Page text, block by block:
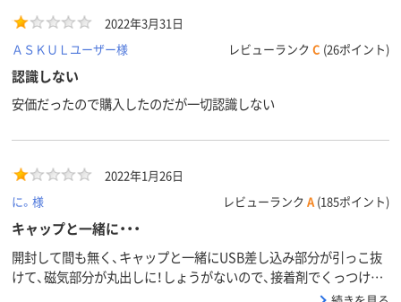
2022年3月31日
ＡＳＫＵＬユーザー様
レビューランク C (26ポイント)
認識しない
安価だったので購入したのだが一切認識しない
2022年1月26日
に。様
レビューランク A (185ポイント)
キャップと一緒に・・・
開封して間も無く、キャップと一緒にUSB差し込み部分が引っこ抜
けて、磁気部分が丸出しに！しょうがないので、接着剤でくっつけて
みたところ、翌日、今度は底側のプラスチック部分がポロリと取れま